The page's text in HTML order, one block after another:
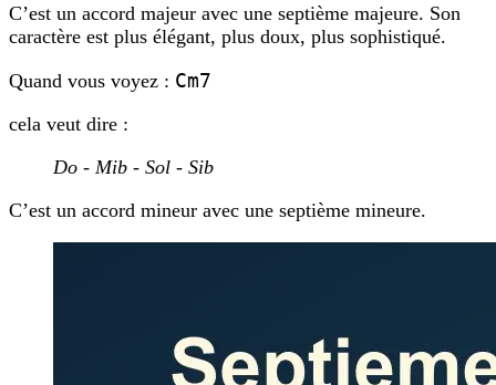
C’est un accord majeur avec une septième majeure. Son
caractère est plus élégant, plus doux, plus sophistiqué.
Quand vous voyez : Cm7
cela veut dire :
Do - Mib - Sol - Sib
C’est un accord mineur avec une septième mineure.